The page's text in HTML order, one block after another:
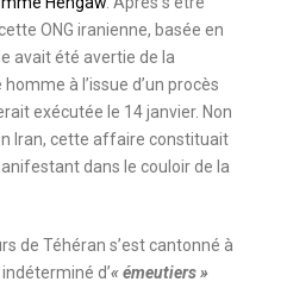
ONG iranienne, basée en
avait été avertie de la
à l’issue d’un procès
exécutée le 14 janvier. Non
Iran, cette affaire constituait
dans le couloir de la
de Téhéran s’est cantonné à
d’« émeutiers »